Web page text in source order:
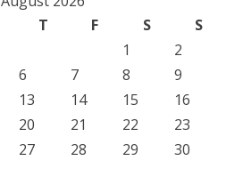
T F S
S
1
2
6 7 8
9
13 14 15
16
20 21 22
23
27 28 29
30